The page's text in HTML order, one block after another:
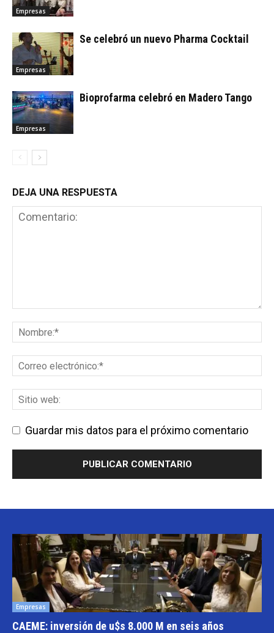
Empresas
Empresas
Se celebró un nuevo Pharma Cocktail
Empresas
Bioprofarma celebró en Madero Tango
DEJA UNA RESPUESTA
Guardar mis datos para el próximo comentario
Empresas
CAEME: inversión de u$s 8.000 M en seis años